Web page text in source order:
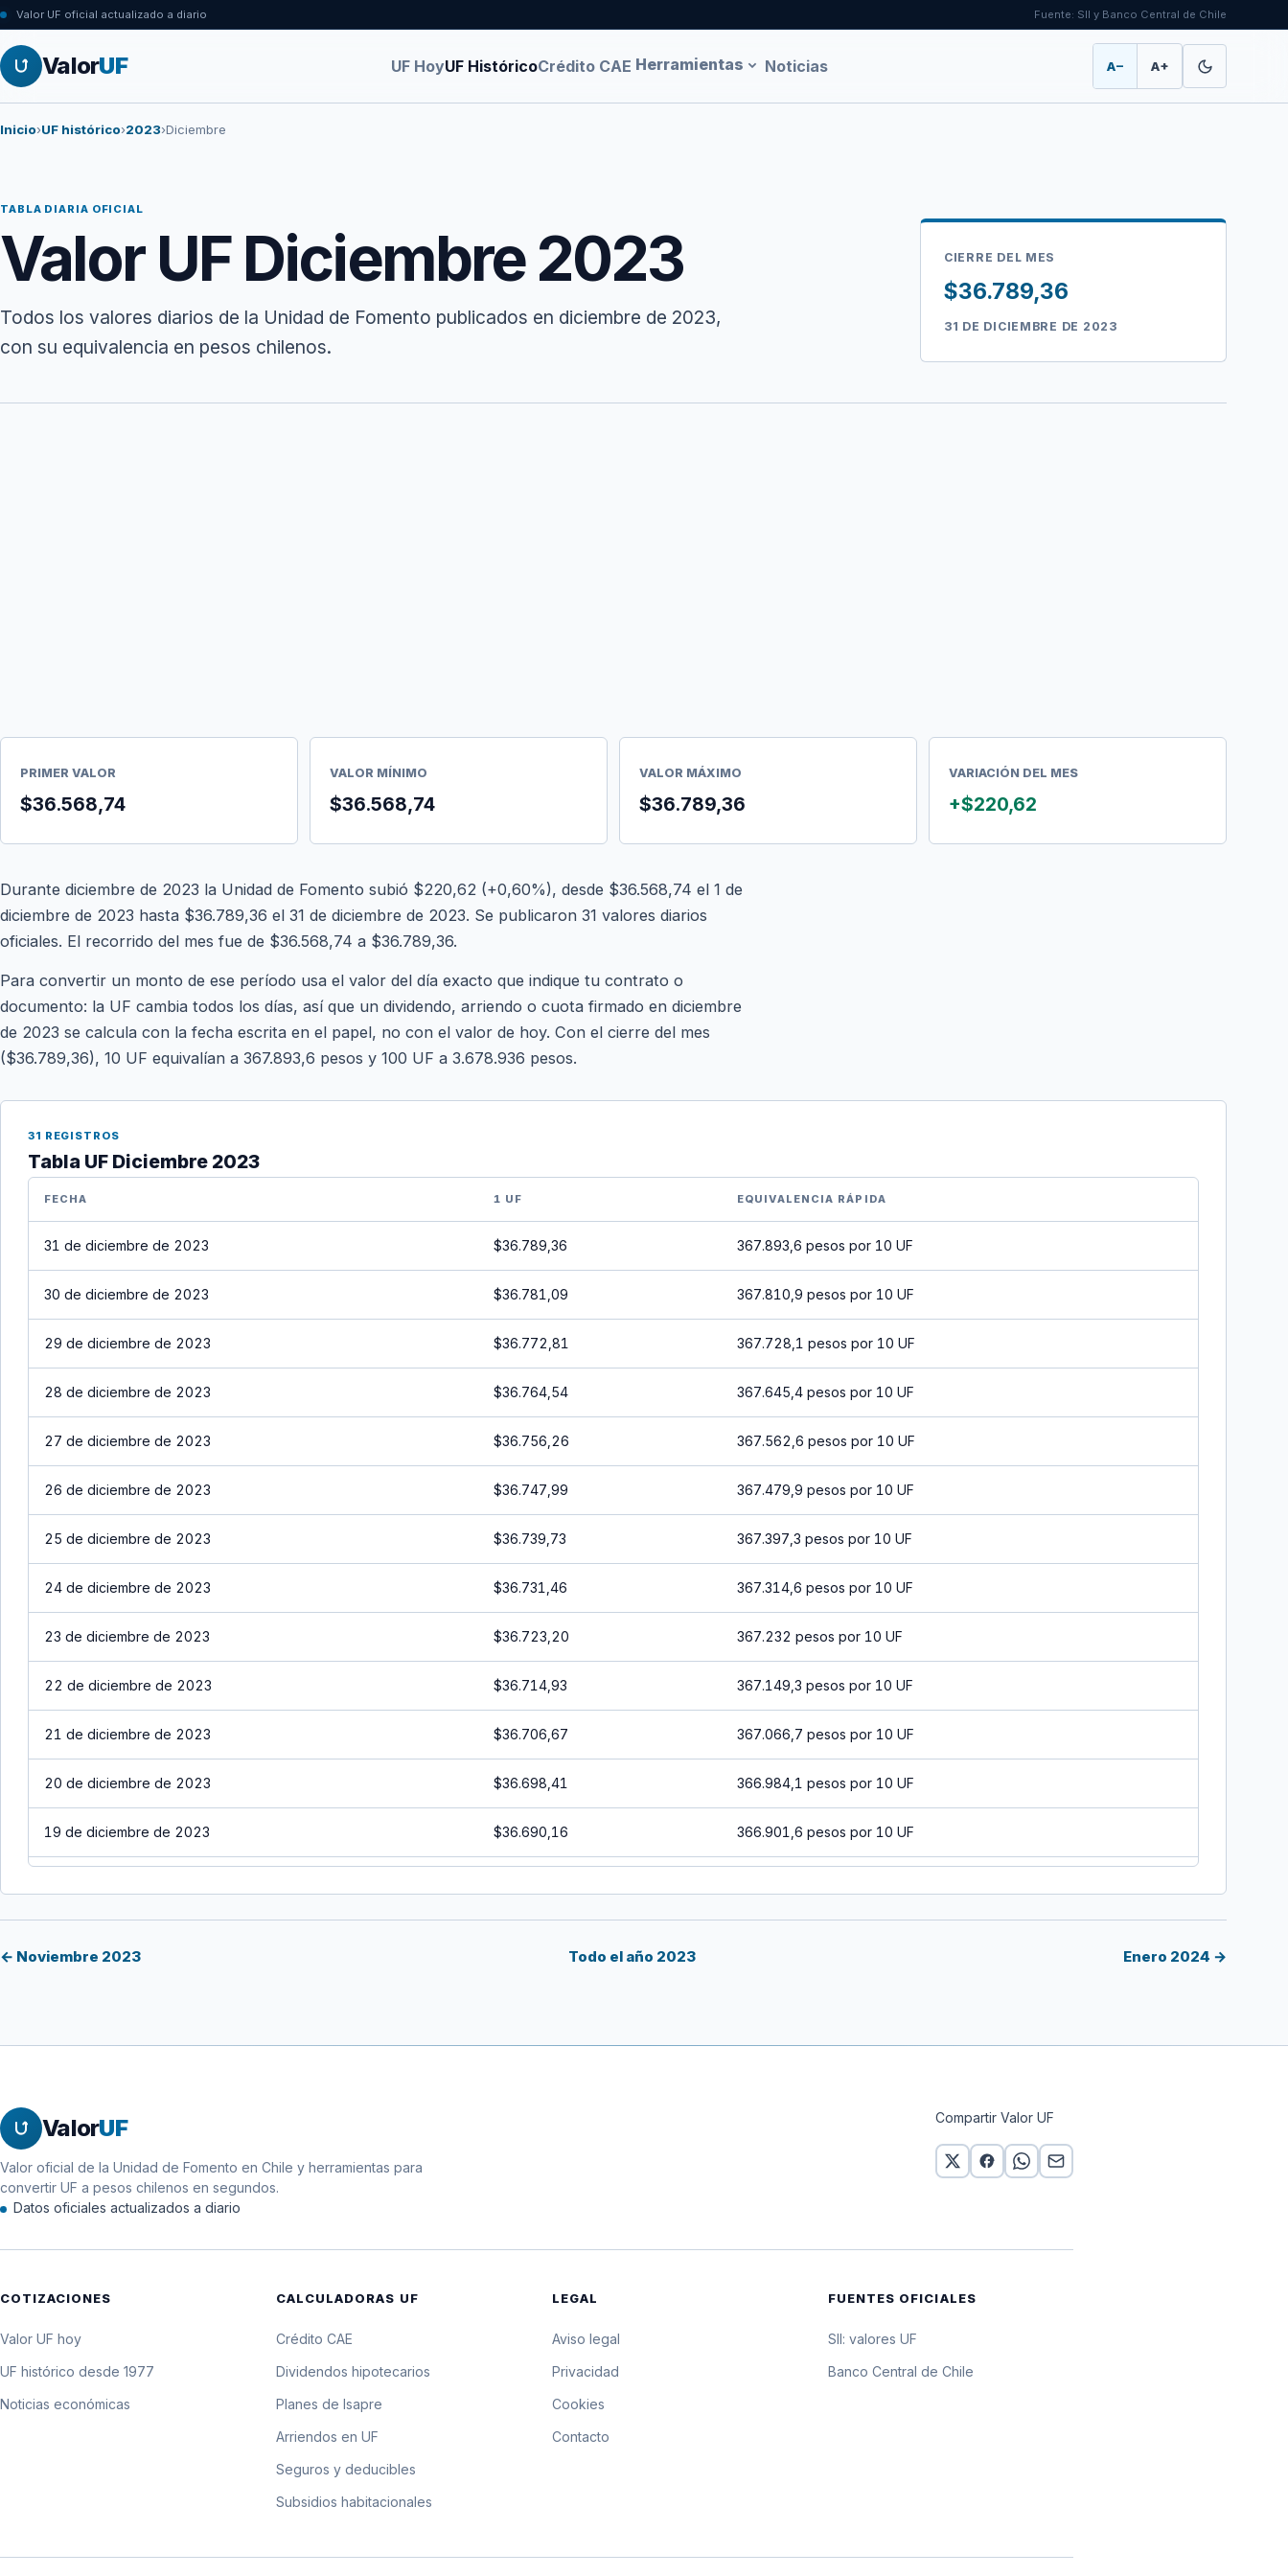
Valor UF oficial actualizado a diario Fuente: SII y Banco Central de Chile
ValorUF UF HoyUF HistóricoCrédito CAE Herramientas Noticias A− A+
Inicio›UF histórico›2023›Diciembre
TABLA DIARIA OFICIAL
Valor UF Diciembre 2023
Todos los valores diarios de la Unidad de Fomento publicados en diciembre de 2023,
con su equivalencia en pesos chilenos.
CIERRE DEL MES
$36.789,36
31 DE DICIEMBRE DE 2023
PRIMER VALOR
$36.568,74
VALOR MÍNIMO
$36.568,74
VALOR MÁXIMO
$36.789,36
VARIACIÓN DEL MES
+$220,62
Durante diciembre de 2023 la Unidad de Fomento subió $220,62 (+0,60%), desde $36.568,74 el 1 de
diciembre de 2023 hasta $36.789,36 el 31 de diciembre de 2023. Se publicaron 31 valores diarios
oficiales. El recorrido del mes fue de $36.568,74 a $36.789,36.
Para convertir un monto de ese período usa el valor del día exacto que indique tu contrato o
documento: la UF cambia todos los días, así que un dividendo, arriendo o cuota firmado en diciembre
de 2023 se calcula con la fecha escrita en el papel, no con el valor de hoy. Con el cierre del mes
($36.789,36), 10 UF equivalían a 367.893,6 pesos y 100 UF a 3.678.936 pesos.
31 REGISTROS
Tabla UF Diciembre 2023
FECHA 1 UF EQUIVALENCIA RÁPIDA
31 de diciembre de 2023 $36.789,36 367.893,6 pesos por 10 UF
30 de diciembre de 2023 $36.781,09 367.810,9 pesos por 10 UF
29 de diciembre de 2023 $36.772,81 367.728,1 pesos por 10 UF
28 de diciembre de 2023 $36.764,54 367.645,4 pesos por 10 UF
27 de diciembre de 2023 $36.756,26 367.562,6 pesos por 10 UF
26 de diciembre de 2023 $36.747,99 367.479,9 pesos por 10 UF
25 de diciembre de 2023 $36.739,73 367.397,3 pesos por 10 UF
24 de diciembre de 2023 $36.731,46 367.314,6 pesos por 10 UF
23 de diciembre de 2023 $36.723,20 367.232 pesos por 10 UF
22 de diciembre de 2023 $36.714,93 367.149,3 pesos por 10 UF
21 de diciembre de 2023 $36.706,67 367.066,7 pesos por 10 UF
20 de diciembre de 2023 $36.698,41 366.984,1 pesos por 10 UF
19 de diciembre de 2023 $36.690,16 366.901,6 pesos por 10 UF
13 de diciembre de 2023
12 de diciembre de 2023
8 de diciembre de 2023 $36.602,82 366.028,2 pesos por 10 UF
← Noviembre 2023 Todo el año 2023 Enero 2024 →
ValorUF
Valor oficial de la Unidad de Fomento en Chile y herramientas para
convertir UF a pesos chilenos en segundos.
Datos oficiales actualizados a diario
Compartir Valor UF
COTIZACIONES
Valor UF hoy
UF histórico desde 1977
Noticias económicas
CALCULADORAS UF
Crédito CAE
Dividendos hipotecarios
Planes de Isapre
Arriendos en UF
Seguros y deducibles
Subsidios habitacionales
LEGAL
Aviso legal
Privacidad
Cookies
Contacto
FUENTES OFICIALES
SII: valores UF
Banco Central de Chile